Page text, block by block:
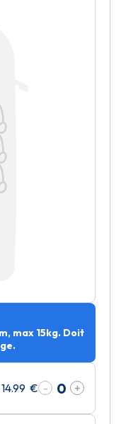
max 15kg. Doit
14.99 € - +